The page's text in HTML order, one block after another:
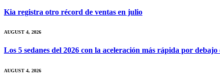
Kia registra otro récord de ventas en julio
AUGUST 4, 2026
Los 5 sedanes del 2026 con la aceleración más rápida por debajo
AUGUST 4, 2026